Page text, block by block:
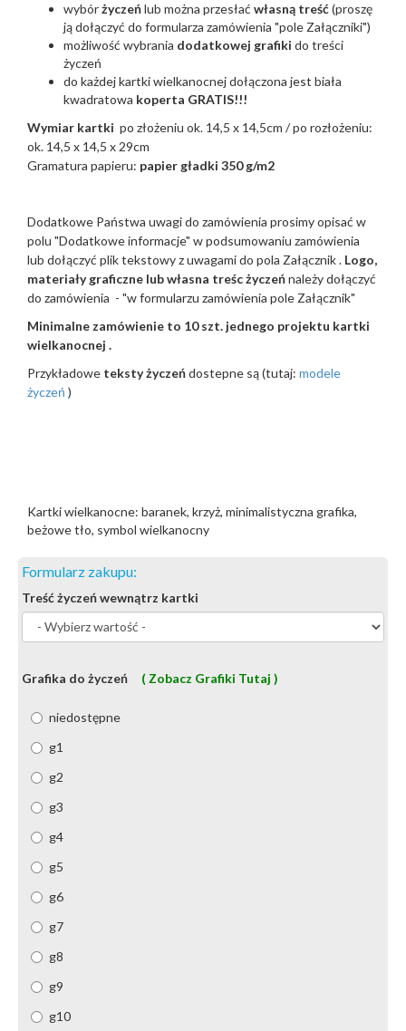
wybórżyczeńlub można przesłać własną treść(proszę
ją dołączyć do formularza zamówienia "pole Załączniki")
możliwość wybrania dodatkowej grafiki do treści
życzeń
do każdej kartki wielkanocnej dołączona jest biała
kwadratowa koperta GRATIS!!!
Wymiar kartki po złożeniu ok. 14,5 x 14,5cm / po rozłożeniu:
ok. 14,5 x 14,5 x 29cm
Gramatura papieru: papier gładki 350 g/m2
Dodatkowe Państwa uwagi do zamówienia prosimy opisać w
polu "Dodatkowe informacje" w podsumowaniu zamówienia
lub dołączyć plik tekstowy z uwagami do pola Załącznik . Logo,
materiały graficzne lub własna treśc życzeńnależy dołączyć
do zamówienia - "w formularzu zamówienia pole Załącznik"
Minimalne zamówienie to 10 szt. jednego projektu kartki
wielkanocnej .
Przykładowe teksty życzeńdostepne są (tutaj: modele
życzeń )
Kartki wielkanocne: baranek, krzyż, minimalistyczna grafika,
beżowe tło, symbol wielkanocny
Formularz zakupu:
Treść życzeń wewnątrz kartki
Grafika do życzeń ( Zobacz Grafiki Tutaj )
niedostępne
g1
g2
g3
g4
g5
g6
g7
g8
g9
g10